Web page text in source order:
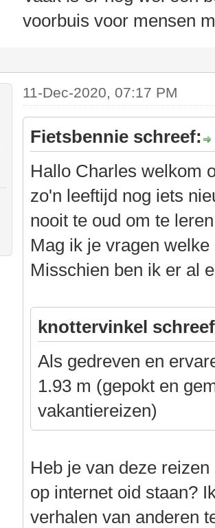
voorbuis voor mensen
11-Dec-2020, 07:17 PM
Fietsbennie schreef:
Hallo Charles welkom
zo'n leeftijd nog iets
nooit te oud om te
Mag ik je vragen
Misschien ben ik er al
knottervinkel
Als gedreven en
1.93 m (gepokt en
vakantiereizen)
Heb je van deze
op internet oid staan?
verhalen van anderen